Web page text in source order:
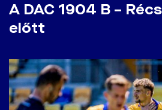
A DAC 1904 B –
előtt